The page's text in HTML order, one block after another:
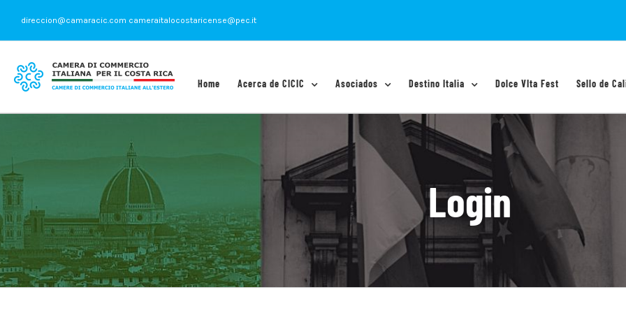
contenido
direccion@camaracic.com cameraitalocostaricense@pec.it
Home Acerca de CICIC Asociados Destino Italia Dolce VIta Fest Sello de
Login